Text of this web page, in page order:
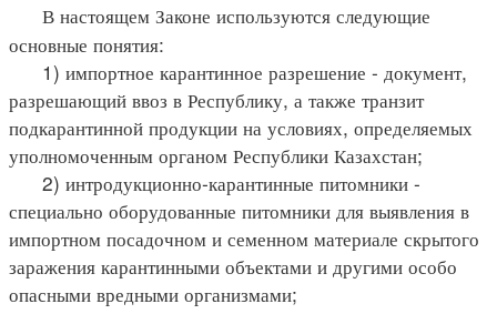
В настоящем Законе используются следующие
основные понятия:
1) импортное карантинное разрешение - документ,
разрешающий ввоз в Республику, а также транзит
подкарантинной продукции на условиях, определяемых
уполномоченным органом Республики Казахстан;
2) интродукционно-карантинные питомники -
специально оборудованные питомники для выявления в
импортном посадочном и семенном материале скрытого
заражения карантинными объектами и другими особо
опасными вредными организмами;